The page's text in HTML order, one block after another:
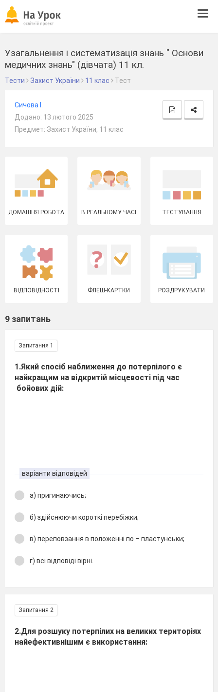
Узагальнення і систематизація знань " Основи
медичних знань" (дівчата) 11 кл.
Тести Захист України 11 клас Тест
Сичова І.
Додано: 13 лютого 2025
Предмет: Захист України, 11 клас
ДОМАШНЯ РОБОТА В РЕАЛЬНОМУ ЧАСІ ТЕСТУВАННЯ
ВІДПОВІДНОСТІ ФЛЕШ-КАРТКИ РОЗДРУКУВАТИ
9 запитань
Запитання 1
1.Який спосіб наближення до потерпілого є
найкращим на відкритій місцевості під час
бойових дій:
варіанти відповідей
а) пригинаючись;
б) здійснюючи короткі перебіжки;
в) переповзання в положенні по – пластунськи;
г) всі відповіді вірні.
Запитання 2
2.Для розшуку потерпілих на великих територіях
найефективнішим є використання: